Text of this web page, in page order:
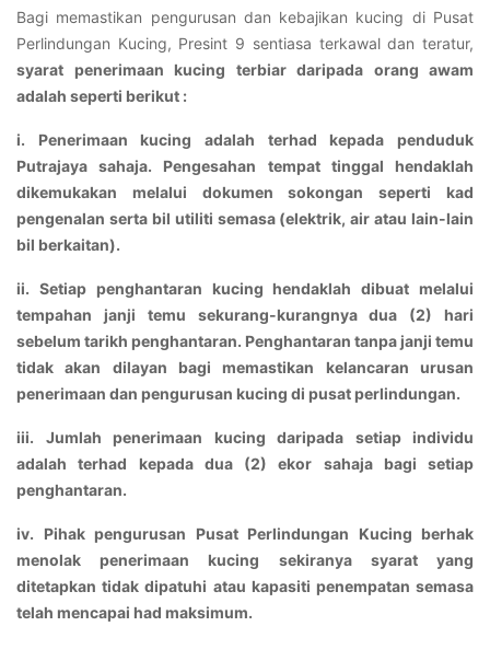
Bagi memastikan pengurusan dan kebajikan kucing di Pusat
Perlindungan Kucing, Presint 9 sentiasa terkawal dan teratur,
syarat penerimaan kucing terbiar daripada orang awam
adalah seperti berikut :
i. Penerimaan kucing adalah terhad kepada penduduk
Putrajaya sahaja. Pengesahan tempat tinggal hendaklah
dikemukakan melalui dokumen sokongan seperti kad
pengenalan serta bil utiliti semasa (elektrik, air atau lain-lain
bil berkaitan).
ii. Setiap penghantaran kucing hendaklah dibuat melalui
tempahan janji temu sekurang-kurangnya dua (2) hari
sebelum tarikh penghantaran. Penghantaran tanpa janji temu
tidak akan dilayan bagi memastikan kelancaran urusan
penerimaan dan pengurusan kucing di pusat perlindungan.
iii. Jumlah penerimaan kucing daripada setiap individu
adalah terhad kepada dua (2) ekor sahaja bagi setiap
penghantaran.
iv. Pihak pengurusan Pusat Perlindungan Kucing berhak
menolak penerimaan kucing sekiranya syarat yang
ditetapkan tidak dipatuhi atau kapasiti penempatan semasa
telah mencapai had maksimum.